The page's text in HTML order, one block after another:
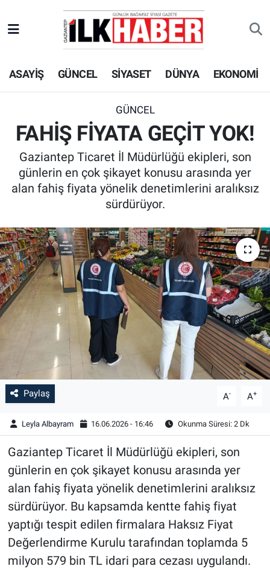
ASAYİŞ GÜNCEL SİYASET DÜNYA EKONOMİ
GÜNCEL
FAHİŞ FİYATA GEÇİT YOK!
Gaziantep Ticaret İl Müdürlüğü ekipleri, son
günlerin en çok şikayet konusu arasında yer
alan fahiş fiyata yönelik denetimlerini aralıksız
sürdürüyor.
Paylaş A- A+
Leyla Albayram 16.06.2026 - 16:46 Okunma Süresi: 2 Dk
Gaziantep Ticaret İl Müdürlüğü ekipleri, son
günlerin en çok şikayet konusu arasında yer
alan fahiş fiyata yönelik denetimlerini aralıksız
sürdürüyor. Bu kapsamda kentte fahiş fiyat
yaptığı tespit edilen firmalara Haksız Fiyat
Değerlendirme Kurulu tarafından toplamda 5
milyon 579 bin TL idari para cezası uygulandı.
EKONOMİ
SİYASET
SPOR
TEKNOLOJİ
EĞİTİM
KÜLTÜR - SANAT
Beyoğlu Hava Durumu
Beyoğlu Trafik Yoğunluk Haritası
Süper Lig Puan Durumu ve Fikstür
Tüm Manşetler
Son Dakika Haberleri